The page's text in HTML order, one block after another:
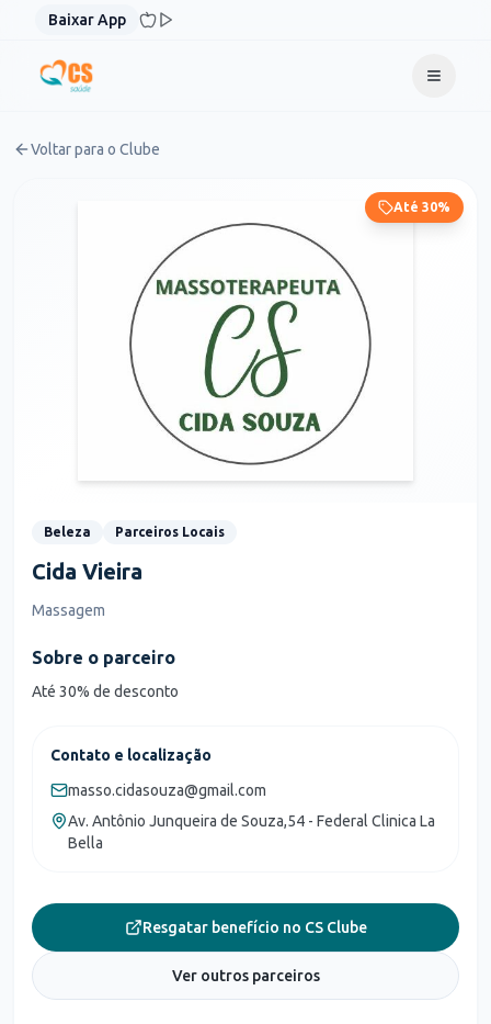
Pular para o conteúdo
Baixar App
Voltar para o Clube
Até 30%
Beleza Parceiros Locais
Cida Vieira
Massagem
Sobre o parceiro
Até 30% de desconto
Contato e localização
masso.cidasouza@gmail.com
Av. Antônio Junqueira de Souza,54 - Federal Clinica La
Bella
Resgatar benefício no CS Clube
Ver outros parceiros